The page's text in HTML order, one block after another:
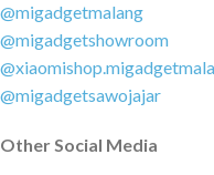
@migadgetmalang
@migadgetshowroom
@migadgetsawojajar
Other Social Media